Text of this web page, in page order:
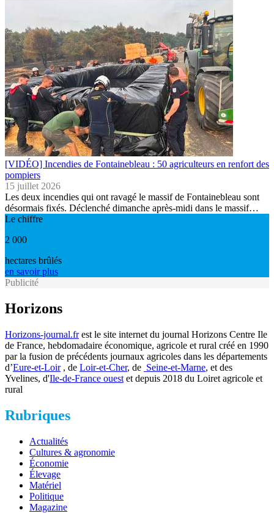
[VIDÉO] Incendies de Fontainebleau : 50 agriculteurs en renfort des
pompiers
15 juillet 2026
Les deux incendies qui ont ravagé le massif de Fontainebleau sont
désormais fixés. Déclenché dimanche après-midi dans le massif…
Le chiffre
2 000
hectares brûlés
en savoir plus
Publicité
Horizons
Horizons-journal.frest le site internet du journal Horizons Centre Ile
de France, hebdomadaire économique, agricole et rural créé en 1990
par la fusion de précédents journaux agricoles dans les départements
d’Eure-et-Loir, de Loir-et-Cher, de Seine-et-Marne, et des
Yvelines, d'Ile-de-France ouest et depuis 2018 du Loiret agricole et
rural
Rubriques
Actualités
Cultures & agronomie
Économie
Élevage
Matériel
Politique
Magazine